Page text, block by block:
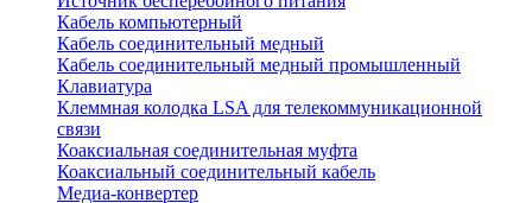
Кабель компьютерный
Кабель соединительный медный
Кабель соединительный медный промышленный
Клавиатура
Клеммная колодка LSA для телекоммуникационной
связи
Коаксиальная соединительная муфта
Коаксиальный соединительный кабель
Медиа-конвертер